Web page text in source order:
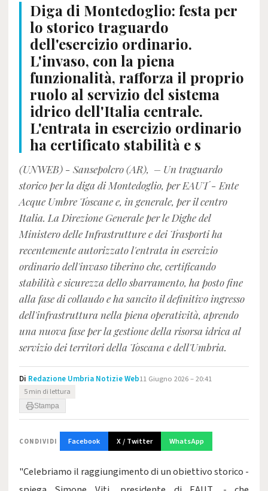
Diga di Montedoglio: festa per
lo storico traguardo
dell'esercizio ordinario.
L'invaso, con la piena
funzionalità, rafforza il proprio
ruolo al servizio del sistema
idrico dell'Italia centrale.
L'entrata in esercizio ordinario
ha certificato stabilità e s
(UNWEB) - Sansepolcro (AR), – Un traguardo
storico per la diga di Montedoglio, per EAUT - Ente
Acque Umbre Toscane e, in generale, per il centro
Italia. La Direzione Generale per le Dighe del
Ministero delle Infrastrutture e dei Trasporti ha
recentemente autorizzato l'entrata in esercizio
ordinario dell'invaso tiberino che, certificando
stabilità e sicurezza dello sbarramento, ha posto fine
alla fase di collaudo e ha sancito il definitivo ingresso
dell'infrastruttura nella piena operatività, aprendo
una nuova fase per la gestione della risorsa idrica al
servizio dei territori della Toscana e dell'Umbria.
Di Redazione Umbria Notizie Web11 Giugno 2026 – 20:41
5 min di lettura
Stampa
CONDIVIDI Facebook X / Twitter WhatsApp
"Celebriamo il raggiungimento di un obiettivo storico -